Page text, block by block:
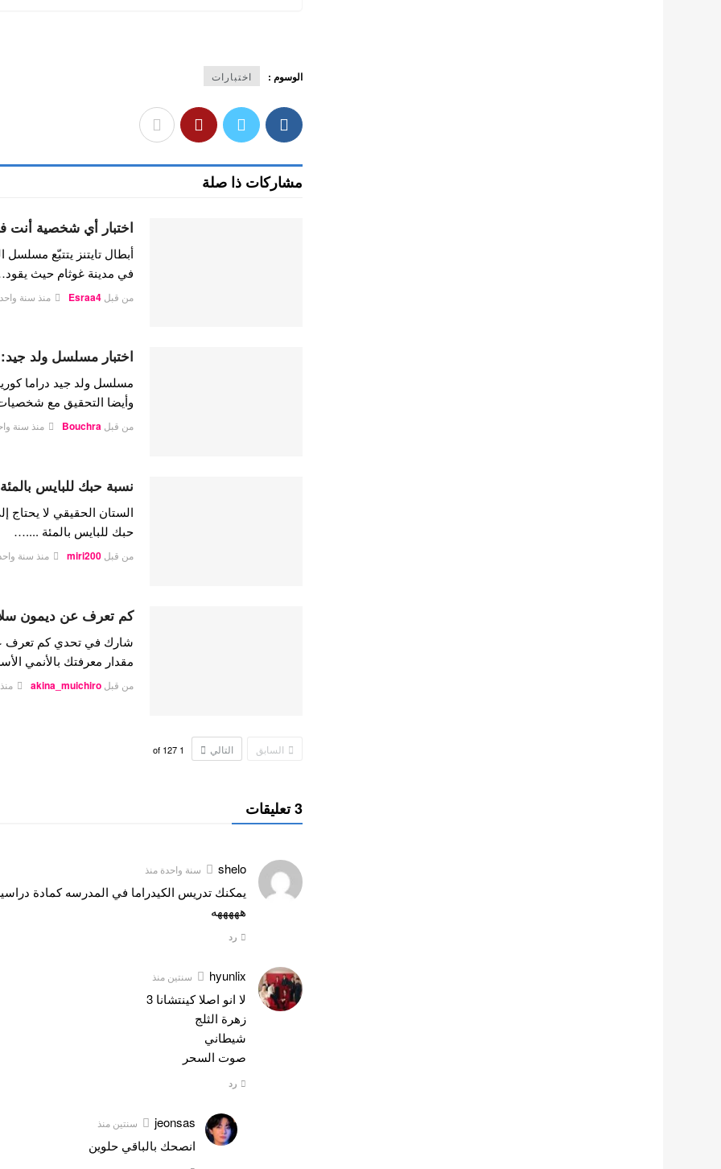
الوسوم : اختبارات
مشاركات ذا صلة
اختبار أي شخصية أنت
أبطال تايتنز يتتبّع
في مدينة غوثام حيث
من قبلEsraa4 منذ سنة
اختبار مسلسل ولد
مسلسل ولد جيد دراما
وأيضا التحقيق مع
من قبل Bouchra منذ سنة
نسبة حبك للبايس
الستان الحقيقي لا يحتاج
حبك للبايس بالمئة ....…
من قبلmiri200 منذ سنة
كم تعرف عن ديمون
شارك في تحدي كم تعرف
مقدار معرفتك بالأنمي
من قبلakina_muichiro
السابق التالي 1
of
127
3 تعليقات
shelo سنة واحدة منذ
يمكنك تدريس الكيدراما في المدرسه كمادة
هههههه
رد
hyunlix سنتين منذ
لا انو اصلا كينتشانا 3
زهرة الثلج
شيطاني
صوت السحر
رد
jeonsas سنتين منذ
انصحك بالباقي حلوين